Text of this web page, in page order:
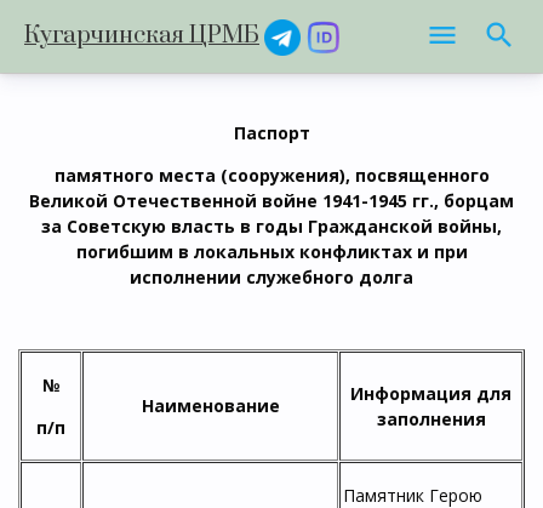
Кугарчинская ЦРМБ
Паспорт
памятного места (сооружения), посвященного
Великой Отечественной войне 1941-1945 гг., борцам
за Советскую власть в годы Гражданской войны,
погибшим в локальных конфликтах и при
исполнении служебного долга
№
п/п
Наименование
Информация для
заполнения
Памятник Герою